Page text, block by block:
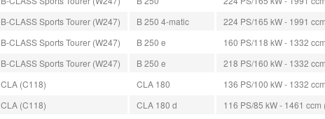
B-CLASS Sports Tourer (W247) B 250 4-matic
224 PS/165 kW - 1991
B-CLASS Sports Tourer (W247) B 250 e
160 PS/118 kW - 1332
B-CLASS Sports Tourer (W247) B 250 e
218 PS/160 kW - 1332
CLA (C118) CLA 180
136 PS/100 kW - 1332
CLA (C118) CLA 180 d
116 PS/85 kW - 1461 ccm